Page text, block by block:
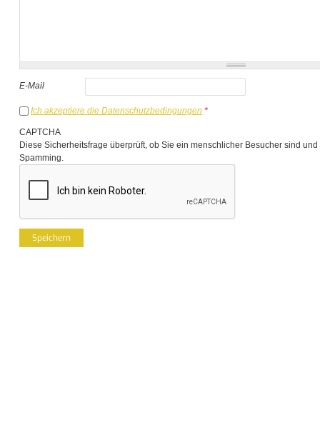
E-Mail
Ich akzeptiere die Datenschutzbedingungen *
CAPTCHA
Diese Sicherheitsfrage überprüft, ob Sie ein menschlicher Besucher sind
Spamming.